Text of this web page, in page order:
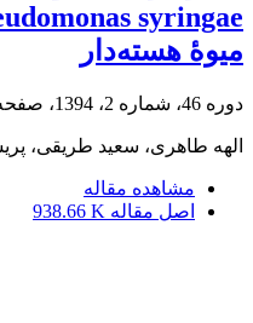
میوۀ هسته‌دار
دوره 46، شماره 2، 1394، صفحه
الهه طاهری، سعید طریقی،
مشاهده مقاله
اصل مقاله 938.66 K